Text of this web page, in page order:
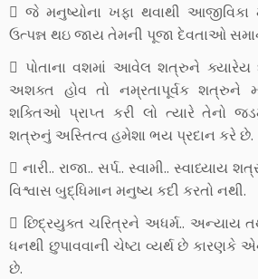
 જે મનુષ્યોના ખફા થવાથી આજીવિકા
ઉત્પન્ન થઇ જાય તેમની પૂજા દેવતાઓ
 પોતાના વશમાં આવેલ શત્રુને ક્યારેય
અશક્ત હોવ તો નમ્રતાપૂર્વક
શક્તિઓ પ્રાપ્ત કરી લો ત્યારે તેનો
શત્રુનું અસ્તિત્વ હમેશા ભય પ્રદાન કરે છે.
 નારી.. રાજા.. સર્પ.. સ્વામી..
વિશ્વાસ બુદ્ધિમાન મનુષ્ય કદી કરતો નથી.
 છિદ્રયુક્ત ચરિત્રને અધર્મ.. અન્યાય
ધનથી છુપાવવાની ચેષ્ટા વ્યર્થ છે કારણકે
છે.